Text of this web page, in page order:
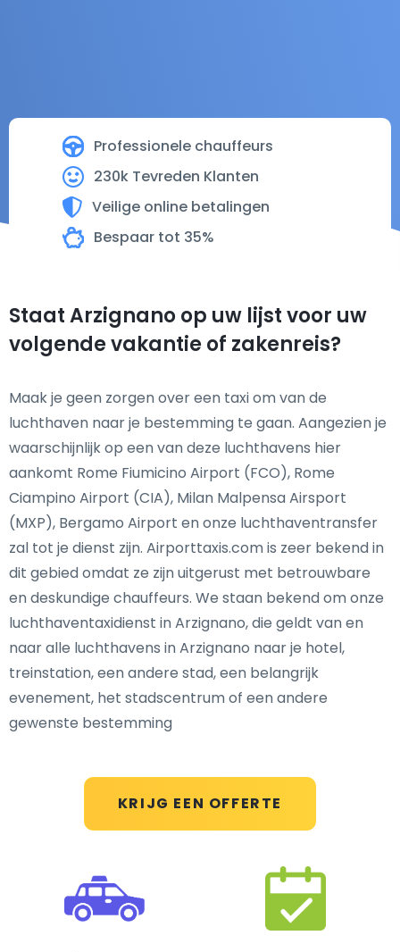
Professionele chauffeurs
230k Tevreden Klanten
Veilige online betalingen
Bespaar tot 35%
KRIJG EEN OFFERTE
Staat Arzignano op uw lijst voor uw
volgende vakantie of zakenreis?
Maak je geen zorgen over een taxi om van de
luchthaven naar je bestemming te gaan. Aangezien je
waarschijnlijk op een van deze luchthavens hier
aankomt Rome Fiumicino Airport (FCO), Rome
Ciampino Airport (CIA), Milan Malpensa Airsport
(MXP), Bergamo Airport en onze luchthaventransfer
zal tot je dienst zijn. Airporttaxis.com is zeer bekend in
dit gebied omdat ze zijn uitgerust met betrouwbare
en deskundige chauffeurs. We staan bekend om onze
luchthaventaxidienst in Arzignano, die geldt van en
naar alle luchthavens in Arzignano naar je hotel,
treinstation, een andere stad, een belangrijk
evenement, het stadscentrum of een andere
gewenste bestemming